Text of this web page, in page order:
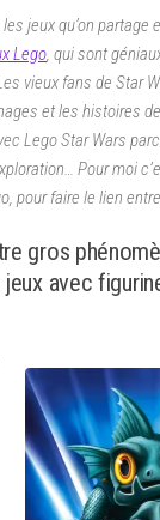
jeux qu’on partage
Lego, qui sont
vieux fans de Star
et les histoires
Lego Star Wars
Pour moi
pour faire le lien
gros
avec